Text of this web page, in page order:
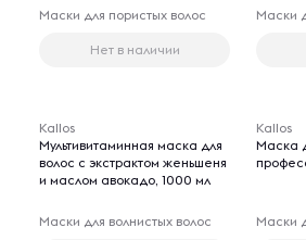
Маски для пористых волос
Нет в наличии
Маски
Kallos
Мультивитаминная маска для
волос с экстрактом женьшеня
и маслом авокадо, 1000 мл
Маски для волнистых волос
Kallos
Маска
Маски